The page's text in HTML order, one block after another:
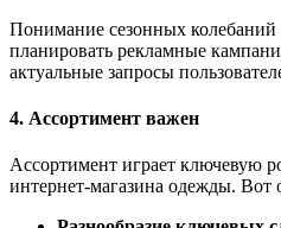
Понимание сезонных колебаний
планировать рекламные
актуальные запросы
4. Ассортимент важен
Ассортимент играет ключевую
интернет-магазина одежды.